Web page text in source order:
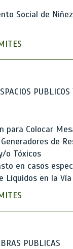
Social de
para Colocar
de
o Tóxicos
en casos
Líquidos en la
PUBLICAS